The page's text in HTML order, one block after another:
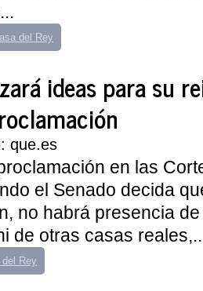
del Rey
ideas para su
que.es
en las
el Senado decida
no habrá presencia
de otras casas
Rey